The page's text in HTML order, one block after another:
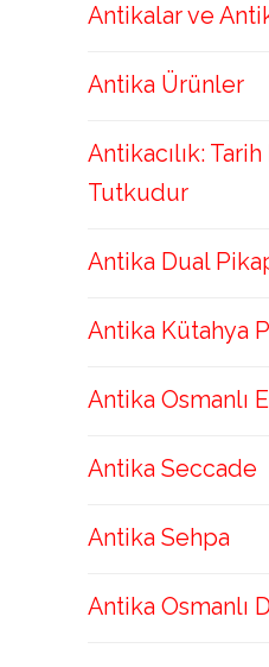
Antikalar ve
Antika Ürünler
Antikacılık:
Tutkudur
Antika Dual
Antika Kütahya
Antika Osmanlı
Antika Seccade
Antika Sehpa
Antika Osmanlı